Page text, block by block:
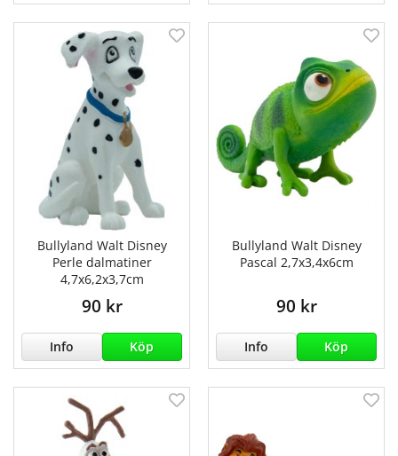
Bullyland Walt Disney
Perle dalmatiner
4,7x6,2x3,7cm
90 kr
Info Köp
Bullyland Walt Disney
Pascal 2,7x3,4x6cm
90 kr
Info Köp